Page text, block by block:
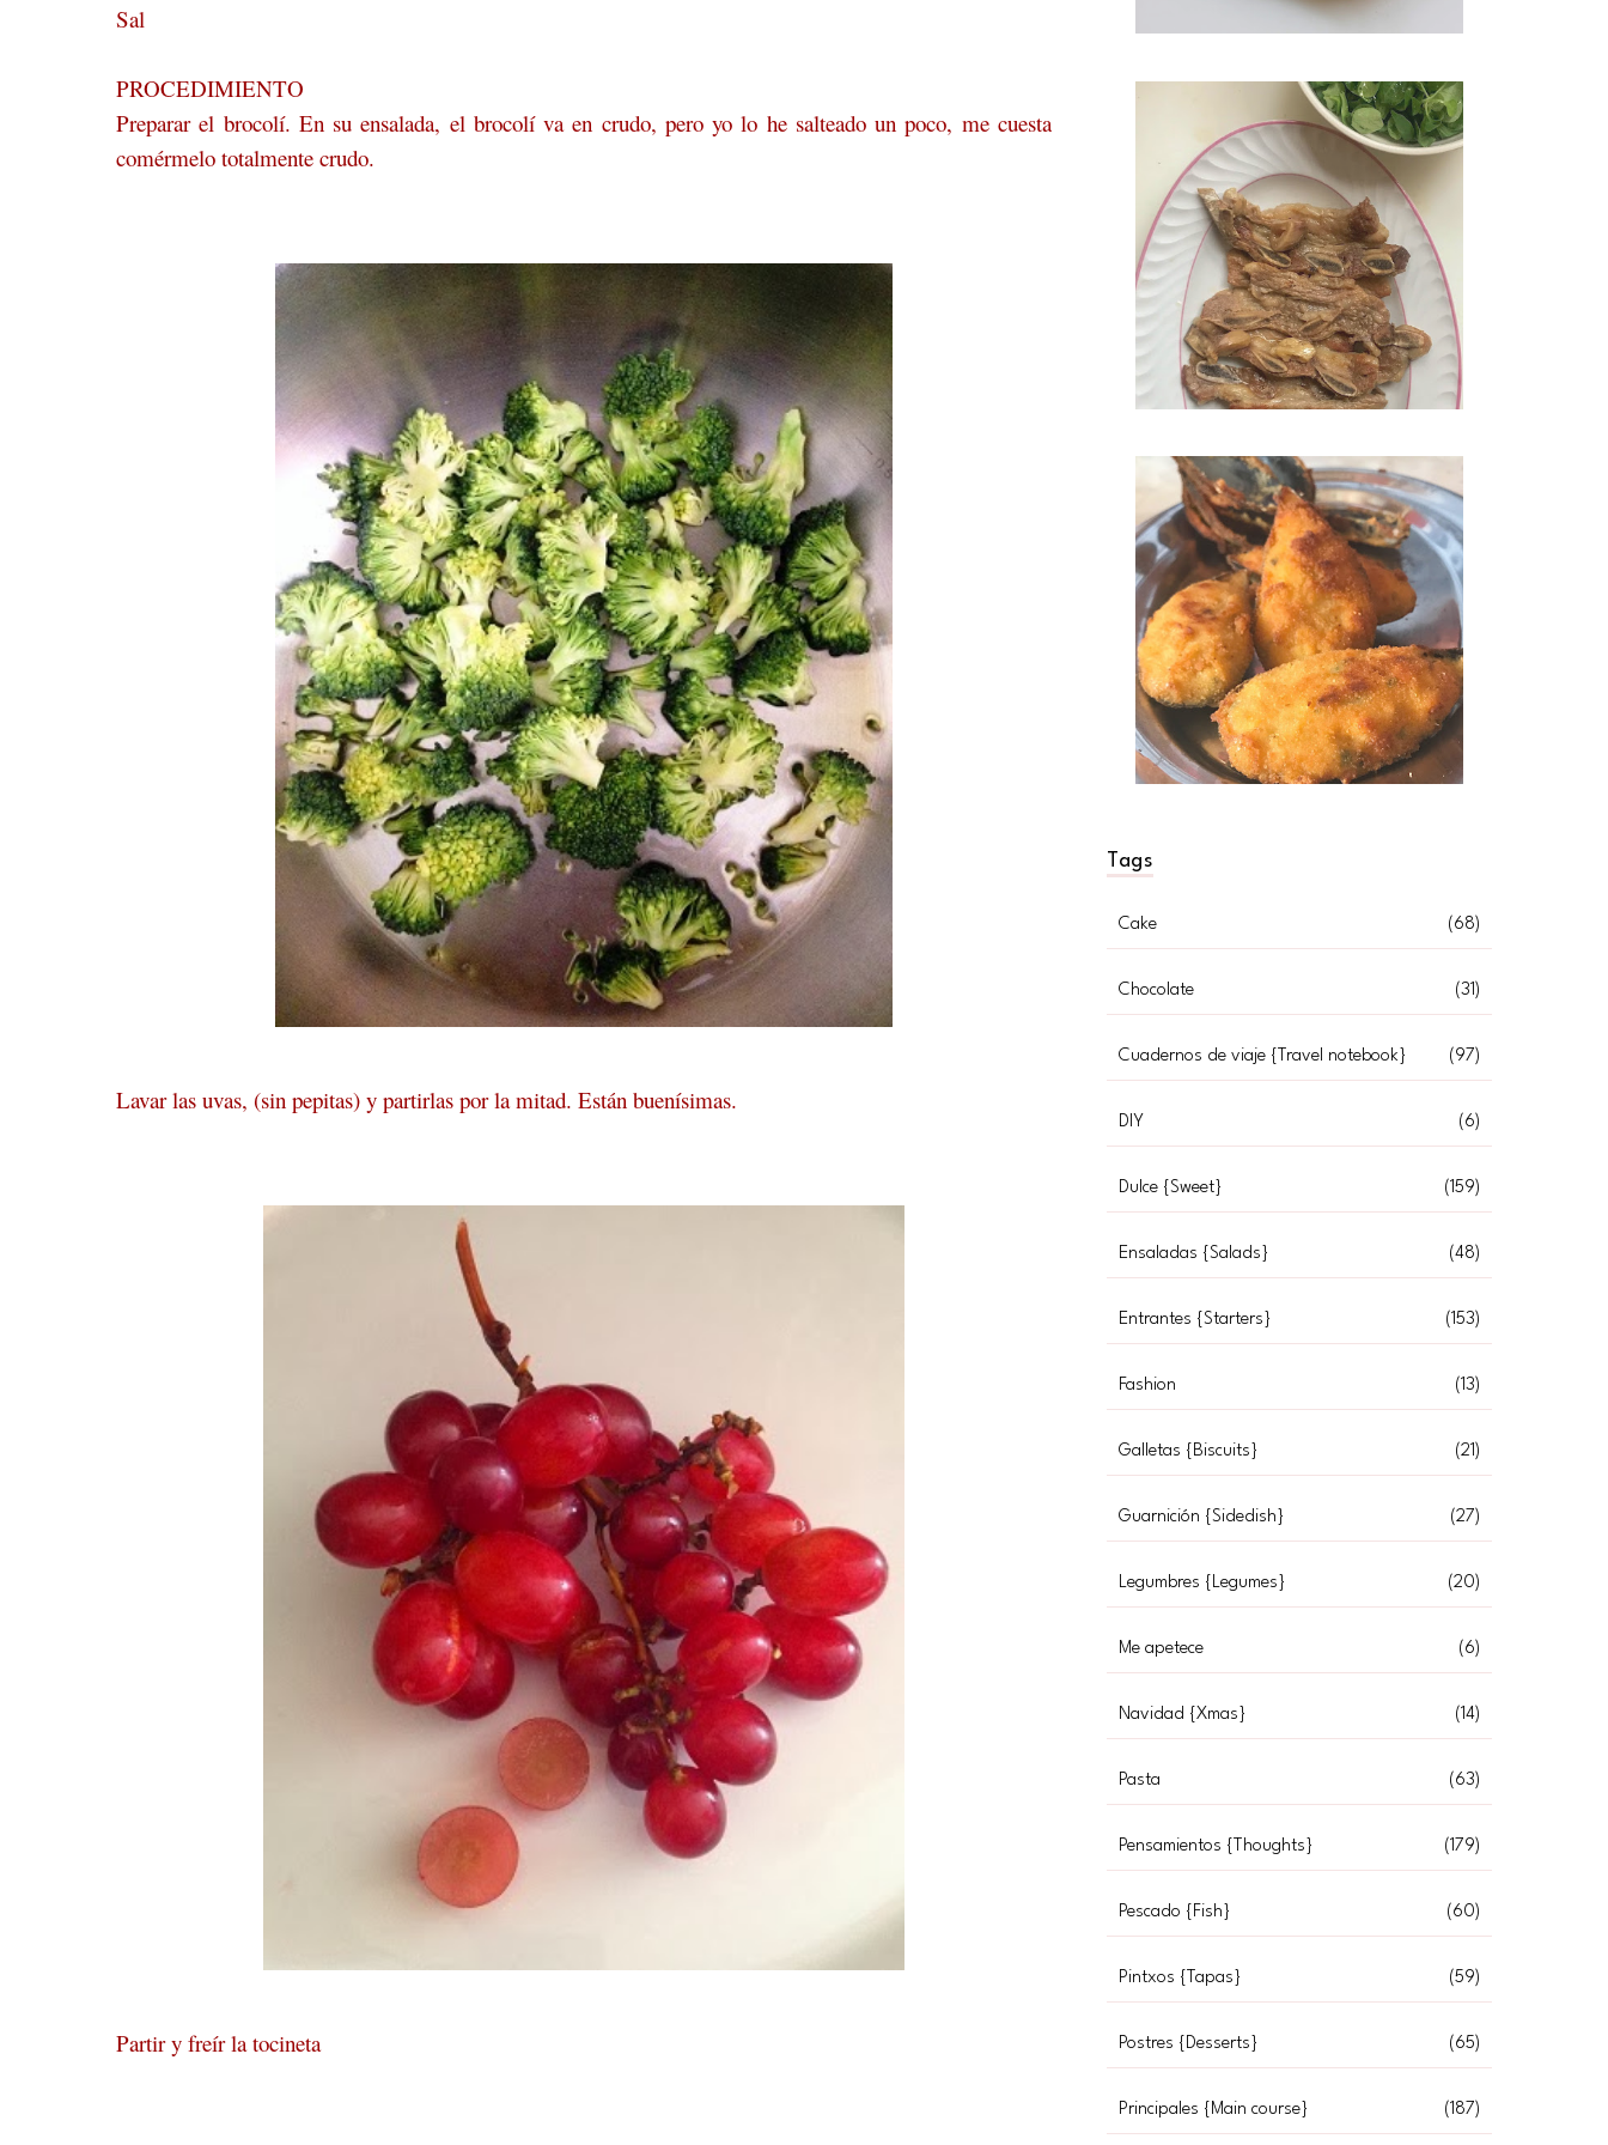
Sal
PROCEDIMIENTO
Preparar el brocolí. En su ensalada, el brocolí va en crudo, pero yo lo he salteado un poco, me cuesta
comérmelo totalmente crudo.
Lavar las uvas, (sin pepitas) y partirlas por la mitad. Están buenísimas.
Partir y freír la tocineta
Tags
Cake (68)
Chocolate (31)
Cuadernos de viaje {Travel notebook} (97)
DIY (6)
Dulce {Sweet} (159)
Ensaladas {Salads} (48)
Entrantes {Starters} (153)
Fashion (13)
Galletas {Biscuits} (21)
Guarnición {Sidedish} (27)
Legumbres {Legumes} (20)
Me apetece (6)
Navidad {Xmas} (14)
Pasta (63)
Pensamientos {Thoughts} (179)
Pescado {Fish} (60)
Pintxos {Tapas} (59)
Postres {Desserts} (65)
Principales {Main course} (187)